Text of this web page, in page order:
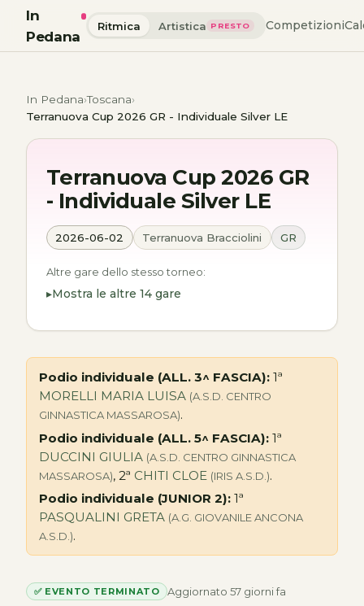
In
Pedana
Ritmica Artistica PRESTO Competizioni
In Pedana Toscana
Terranuova Cup 2026 GR - Individuale Silver LE
Terranuova Cup 2026 GR
- Individuale Silver LE
2026-06-02 Terranuova Bracciolini GR
Altre gare dello stesso torneo:
Mostra le altre 14 gare
Podio individuale (ALL. 3^ FASCIA): 1ª
MORELLI MARIA LUISA (A.S.D. CENTRO
GINNASTICA MASSAROSA).
Podio individuale (ALL. 5^ FASCIA): 1ª
DUCCINI GIULIA (A.S.D. CENTRO GINNASTICA
MASSAROSA), 2ª CHITI CLOE (IRIS A.S.D.).
Podio individuale (JUNIOR 2): 1ª
PASQUALINI GRETA (A.G. GIOVANILE ANCONA
A.S.D.).
✅ EVENTO TERMINATO Aggiornato 57 giorni fa